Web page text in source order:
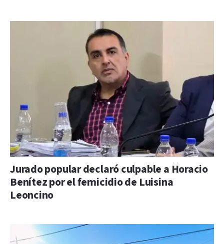
Jurado popular declaró culpable a Horacio
Benítez por el femicidio de Luisina
Leoncino